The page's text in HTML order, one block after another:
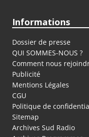
Informations
Dossier de presse
QUI SOMMES-NOUS ?
Comment nous
Publicité
Mentions Légales
CGU
Politique de
Sitemap
Archives Sud Radio